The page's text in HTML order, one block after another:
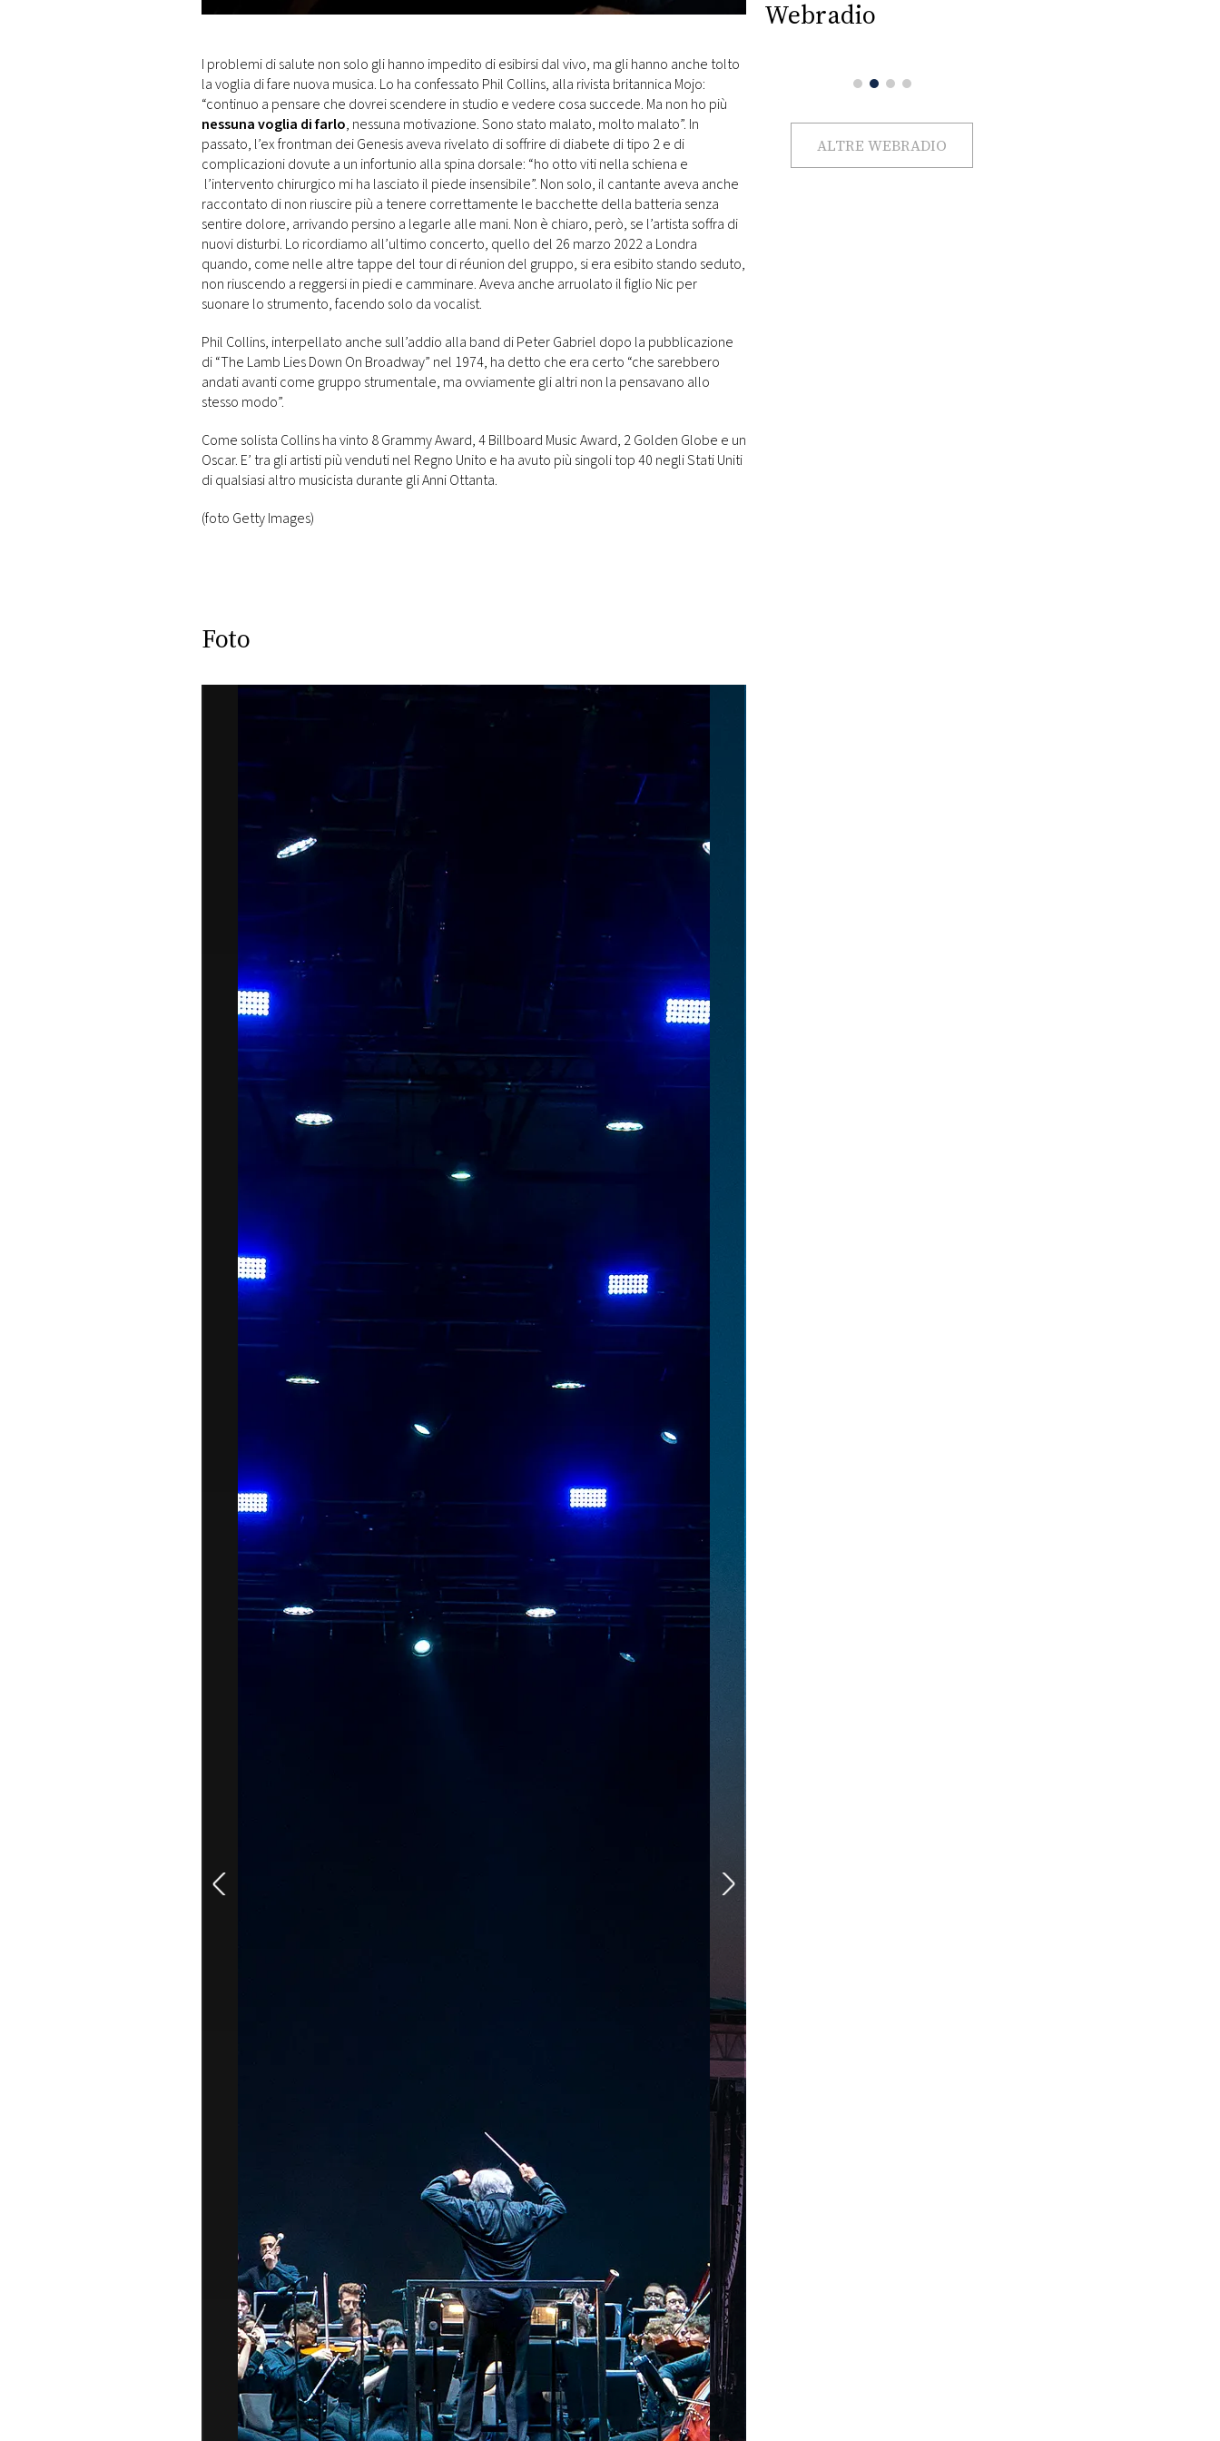
DI
RMC
CONSIGLIA
I problemi di salute non solo gli hanno impedito di esibirsi dal vivo, ma gli hanno anche tolto
la voglia di fare nuova musica. Lo ha confessato Phil Collins, alla rivista britannica Mojo:
“continuo a pensare che dovrei scendere in studio e vedere cosa succede. Ma non ho più
nessuna voglia di farlo, nessuna motivazione. Sono stato malato, molto malato”. In
passato, l’ex frontman dei Genesis aveva rivelato di soffrire di diabete di tipo 2 e di
complicazioni dovute a un infortunio alla spina dorsale: “ho otto viti nella schiena e
l’intervento chirurgico mi ha lasciato il piede insensibile”. Non solo, il cantante aveva anche
raccontato di non riuscire più a tenere correttamente le bacchette della batteria senza
sentire dolore, arrivando persino a legarle alle mani. Non è chiaro, però, se l’artista soffra di
nuovi disturbi. Lo ricordiamo all’ultimo concerto, quello del 26 marzo 2022 a Londra
quando, come nelle altre tappe del tour di réunion del gruppo, si era esibito stando seduto,
non riuscendo a reggersi in piedi e camminare. Aveva anche arruolato il figlio Nic per
suonare lo strumento, facendo solo da vocalist.
Phil Collins, interpellato anche sull’addio alla band di Peter Gabriel dopo la pubblicazione
di “The Lamb Lies Down On Broadway” nel 1974, ha detto che era certo “che sarebbero
andati avanti come gruppo strumentale, ma ovviamente gli altri non la pensavano allo
stesso modo”.
Come solista Collins ha vinto 8 Grammy Award, 4 Billboard Music Award, 2 Golden Globe e un
Oscar. E’ tra gli artisti più venduti nel Regno Unito e ha avuto più singoli top 40 negli Stati Uniti
di qualsiasi altro musicista durante gli Anni Ottanta.
(foto Getty Images)
Foto
Webradio
ALTRE WEBRADIO